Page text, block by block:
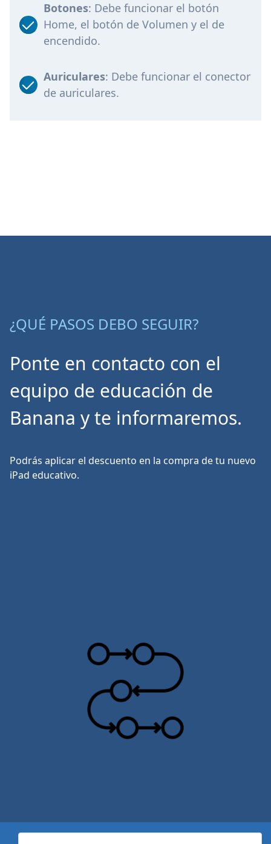
Botones: Debe funcionar el botón
Home, el botón de Volumen y el de
encendido.
Auriculares: Debe funcionar el conector
de auriculares.
¿QUÉ PASOS DEBO SEGUIR?
Ponte en contacto con el
equipo de educación de
Banana y te informaremos.
Podrás aplicar el descuento en la compra de tu nuevo
iPad educativo.